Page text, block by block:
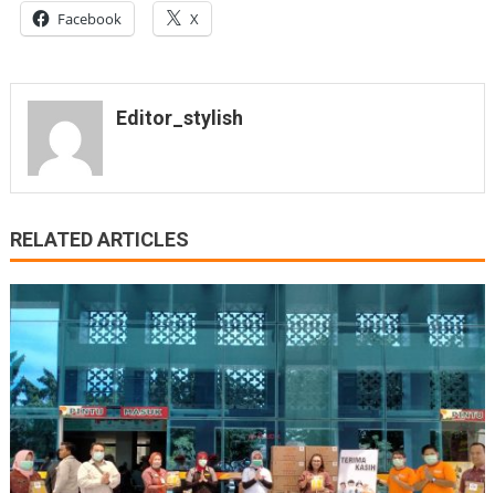
Facebook X
Editor_stylish
RELATED ARTICLES